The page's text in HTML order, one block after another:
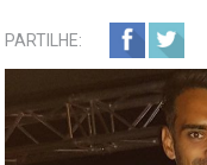
PARTILHE: